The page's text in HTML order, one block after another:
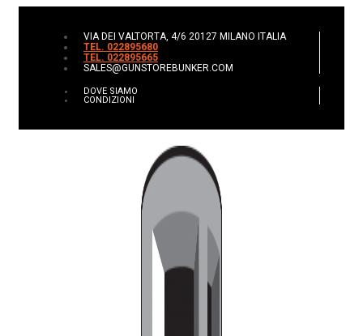
VIA DEI VALTORTA, 4/6 20127 MILANO ITALIA
TEL. 022895680
TEL. 022895665
SALES@GUNSTOREBUNKER.COM
DOVE SIAMO
CONDIZIONI